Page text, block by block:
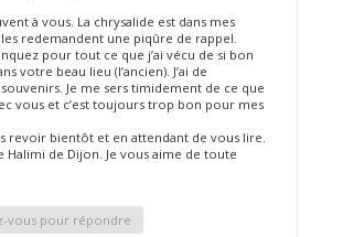
à vous. La chrysalide est dans mes
redemandent une piqûre de rappel.
pour tout ce que j’ai vécu de si bon
votre beau lieu (l’ancien). J’ai de
Je me sers timidement de ce que
vous et c’est toujours trop bon pour mes
revoir bientôt et en attendant de vous lire.
Halimi de Dijon. Je vous aime de toute
vous pour répondre